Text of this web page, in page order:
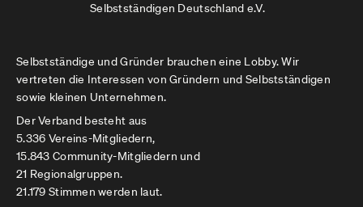
Selbstständigen Deutschland e.V.
Selbstständige und Gründer brauchen eine Lobby. Wir
vertreten die Interessen von Gründern und Selbstständigen
sowie kleinen Unternehmen.
Der Verband besteht aus
5.336 Vereins-Mitgliedern,
15.843 Community-Mitgliedern und
21 Regionalgruppen.
21.179 Stimmen werden laut.